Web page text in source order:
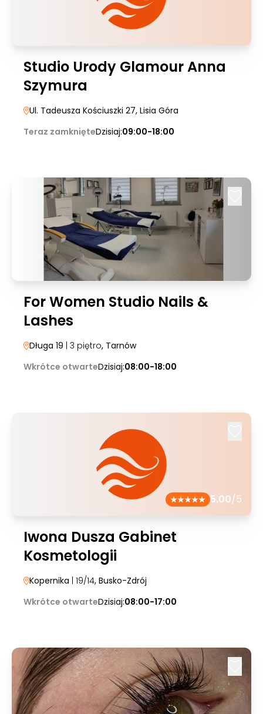
Studio Urody Glamour Anna
Szymura
Ul. Tadeusza Kościuszki 27, Lisia Góra
Teraz zamknięteDzisiaj:09:00-18:00
For Women Studio Nails &
Lashes
Długa 19 | 3 piętro, Tarnów
Wkrótce otwarteDzisiaj:08:00-18:00
5.00/5
Iwona Dusza Gabinet
Kosmetologii
Kopernika | 19/14, Busko-Zdrój
Wkrótce otwarteDzisiaj:08:00-17:00